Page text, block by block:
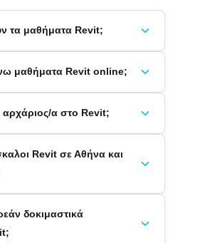
τα μαθήματα Revit;
μαθήματα Revit online;
α στο Revit;
Revit σε Αθήνα και
δοκιμαστικά